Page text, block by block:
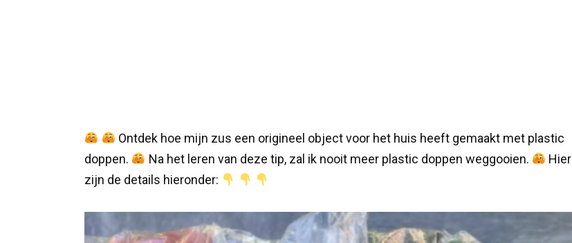
Ontdek hoe mijn zus een origineel object voor het huis heeft gemaakt met plastic
doppen.
Na het leren van deze tip, zal ik nooit meer plastic doppen weggooien.
Hier
zijn de details hieronder: